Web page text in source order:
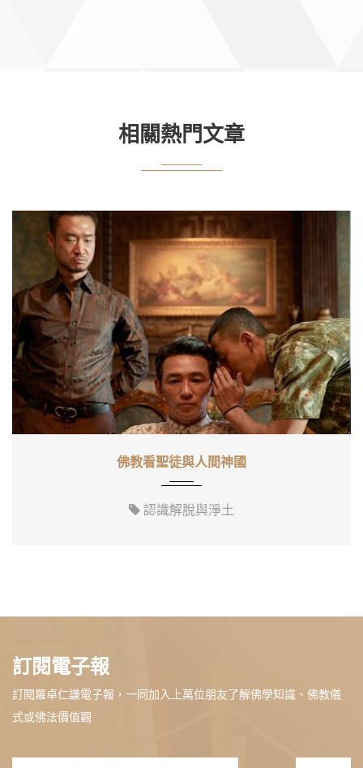
相關熱門文章
佛教看聖徒與人間神國
認識解脫與淨土
訂閱電子報
訂閱羅卓仁謙電子報，一同加入上萬位朋友了解佛學知識、佛教儀
式或佛法價值觀